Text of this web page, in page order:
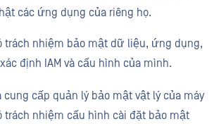
các ứng dụng của riêng họ.
trách nhiệm bảo mật dữ liệu, ứng dụng,
định IAM và cấu hình của mình.
cung cấp quản lý bảo mật vật lý của máy
trách nhiệm cấu hình cài đặt bảo mật